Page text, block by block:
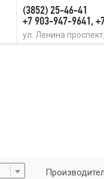
(3852) 25-46-41
+7 903-947-9641,
ул. Ленина